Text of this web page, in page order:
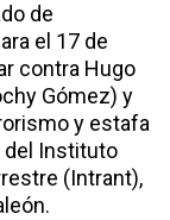
de
el 17 de
contra Hugo
Gómez) y
y estafa
del Instituto
(Intrant),